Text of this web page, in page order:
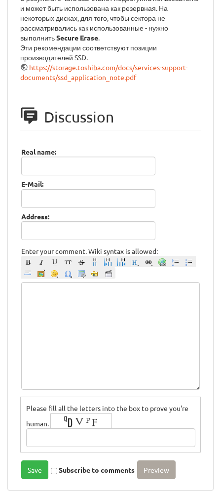
и может быть использована как резервная. На
некоторых дисках, для того, чтобы сектора не
рассматривались как использованные - нужно
выполнитьSecure Erase.
Эти рекомендации соответствуют позиции
производителей SSD.
https://storage.toshiba.com/docs/services-support-
documents/ssd_application_note.pdf
Discussion
Real name:
E-Mail:
Address:
Enter your comment. Wiki syntax is allowed:
Please fill all the letters into the box to prove you're
human.
Subscribe to comments